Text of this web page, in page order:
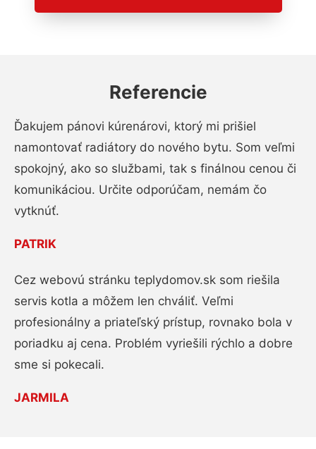
Referencie
Ďakujem pánovi kúrenárovi, ktorý mi prišiel
namontovať radiátory do nového bytu. Som veľmi
spokojný, ako so službami, tak s finálnou cenou či
komunikáciou. Určite odporúčam, nemám čo
vytknúť.
PATRIK
Cez webovú stránku teplydomov.sk som riešila
servis kotla a môžem len chváliť. Veľmi
profesionálny a priateľský prístup, rovnako bola v
poriadku aj cena. Problém vyriešili rýchlo a dobre
sme si pokecali.
JARMILA